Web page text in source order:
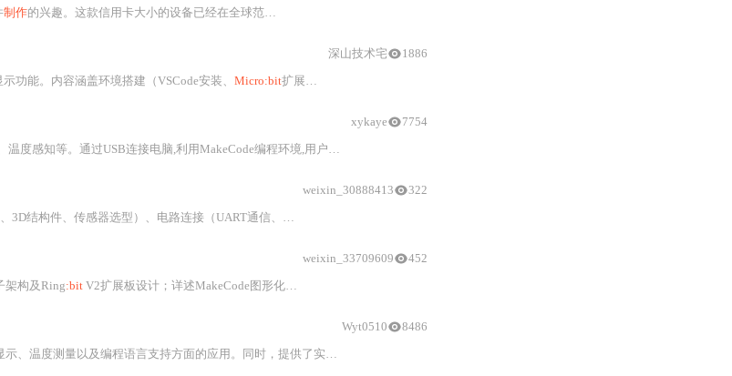
制作的兴趣。这款信用卡大小的设备已经在全球范围内推广，得到了积极的反馈。学生和教师认为
功能。内容涵盖环境搭建（VSCode安装、 Micro:bit扩展配置）、核心代码结构（emotions.py
深山技术宅 1886
知等。通过USB连接电脑,利用MakeCode编程环境,用户可轻松为
xykaye 7754
线规范）、软件编程（MakeCode图形化、MicroPython、Arduino IDE）及系统联调（电源/通信/传感器/机械问题排查）。重点突出低成本教育
weixin_30888413 322
架构及Ring:bit V2扩展板设计；详述MakeCode图形化编程
weixin_33709609 452
方面的应用。同时，提供了实时测量温度的Python代码示例，并详细阐述了MakeCode国内服务器的安装步骤。
Wyt0510 8486